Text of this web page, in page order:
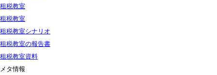
租税教室
租税教室
租税教室シナリオ
租税教室の報告書
租税教室資料
メタ情報